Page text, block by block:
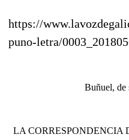
https://
puno-letra/
Buñuel, de
LA CORRESPONDENCIA